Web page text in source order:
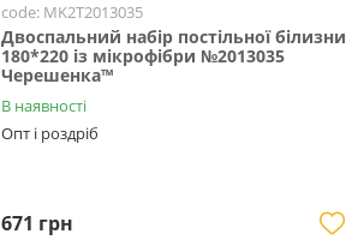
code: MK2T2013035
Двоспальний набір постільної білизни
180*220 із мікрофібри №2013035
Черешенка™
В наявності
Опт і роздріб
671 грн